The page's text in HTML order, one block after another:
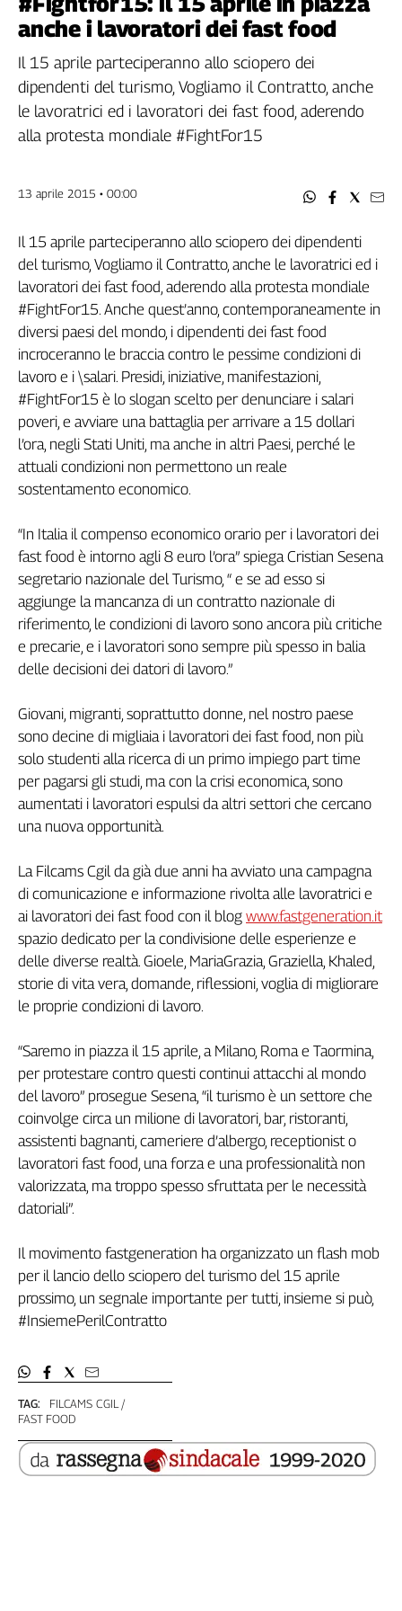
Filcams
Filctem
Fillea
Filt
Fiom
Fisac
Fp
Slc
Spi
Inca
Caaf
Speciali
G8
di
Genova,
il
sangue
ragione
anni
Cgil
Collettiva
Academy
Collettiva
Play
Rubriche
Collettiva
Talk
settimana
Collettiva
Girasoli
Il
Linea
Economica
Tech
It
Easy
Inserti
Diffusa
Le
trasmissioni
tv
Work
in
Progress
nel
Territori
Alto
Basilicata
Calabria
Campania
anche i lavoratori dei fast food
Il 15 aprile parteciperanno allo sciopero dei
dipendenti del turismo, Vogliamo il Contratto, anche
le lavoratrici ed i lavoratori dei fast food, aderendo
alla protesta mondiale #FightFor15
13 aprile 2015 • 00:00
TAG:
FILCAMS CGIL
FAST FOOD
Il 15 aprile parteciperanno allo sciopero dei dipendenti
del turismo, Vogliamo il Contratto, anche le lavoratrici ed i
lavoratori dei fast food, aderendo alla protesta mondiale
#FightFor15. Anche quest’anno, contemporaneamente in
diversi paesi del mondo, i dipendenti dei fast food
incroceranno le braccia contro le pessime condizioni di
lavoro e i \salari. Presidi, iniziative, manifestazioni,
#FightFor15 è lo slogan scelto per denunciare i salari
poveri, e avviare una battaglia per arrivare a 15 dollari
l’ora, negli Stati Uniti, ma anche in altri Paesi, perché le
attuali condizioni non permettono un reale
sostentamento economico.
“In Italia il compenso economico orario per i lavoratori dei
fast food è intorno agli 8 euro l’ora” spiega Cristian Sesena
segretario nazionale del Turismo, “ e se ad esso si
aggiunge la mancanza di un contratto nazionale di
riferimento, le condizioni di lavoro sono ancora più critiche
e precarie, e i lavoratori sono sempre più spesso in balia
delle decisioni dei datori di lavoro.”
Giovani, migranti, soprattutto donne, nel nostro paese
sono decine di migliaia i lavoratori dei fast food, non più
solo studenti alla ricerca di un primo impiego part time
per pagarsi gli studi, ma con la crisi economica, sono
aumentati i lavoratori espulsi da altri settori che cercano
una nuova opportunità.
La Filcams Cgil da già due anni ha avviato una campagna
di comunicazione e informazione rivolta alle lavoratrici e
ai lavoratori dei fast food con il blog www.fastgeneration.it
spazio dedicato per la condivisione delle esperienze e
delle diverse realtà. Gioele, MariaGrazia, Graziella, Khaled,
storie di vita vera, domande, riflessioni, voglia di migliorare
le proprie condizioni di lavoro.
“Saremo in piazza il 15 aprile, a Milano, Roma e Taormina,
per protestare contro questi continui attacchi al mondo
del lavoro” prosegue Sesena, “il turismo è un settore che
coinvolge circa un milione di lavoratori, bar, ristoranti,
assistenti bagnanti, cameriere d’albergo, receptionist o
lavoratori fast food, una forza e una professionalità non
valorizzata, ma troppo spesso sfruttata per le necessità
datoriali”.
Il movimento fastgeneration ha organizzato un flash mob
per il lancio dello sciopero del turismo del 15 aprile
prossimo, un segnale importante per tutti, insieme si può,
#InsiemePerilContratto